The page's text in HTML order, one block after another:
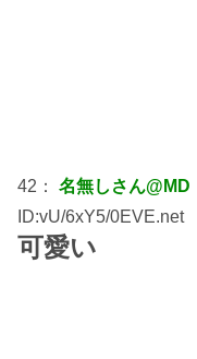
42： 名無しさん@MD
ID:vU/6xY5/0EVE.net
可愛い